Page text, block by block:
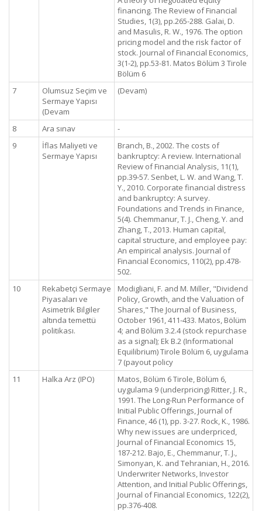
financing. The Review of Financial
Studies, 1(3), pp.265-288. Galai, D.
and Masulis, R. W., 1976. The option
pricing model and the risk factor of
stock. Journal of Financial Economics,
3(1-2), pp.53-81. Matos Bölüm 3 Tirole
Bölüm 6
7
Olumsuz Seçim ve
Sermaye Yapısı
(Devam
(Devam)
8 Ara sınav
-
9
İflas Maliyeti ve
Sermaye Yapısı
Branch, B., 2002. The costs of
bankruptcy: A review. International
Review of Financial Analysis, 11(1),
pp.39-57. Senbet, L. W. and Wang, T.
Y., 2010. Corporate financial distress
and bankruptcy: A survey.
Foundations and Trends in Finance,
5(4). Chemmanur, T. J., Cheng, Y. and
Zhang, T., 2013. Human capital,
capital structure, and employee pay:
An empirical analysis. Journal of
Financial Economics, 110(2), pp.478-
502.
10
Rekabetçi Sermaye
Piyasaları ve
Asimetrik Bilgiler
altında temettü
politikası.
Modigliani, F. and M. Miller, "Dividend
Policy, Growth, and the Valuation of
Shares," The Journal of Business,
October 1961, 411-433. Matos, Bölüm
4; and Bölüm 3.2.4 (stock repurchase
as a signal); Ek B.2 (Informational
Equilibrium) Tirole Bölüm 6, uygulama
7 (payout policy
11
Halka Arz (IPO)
Matos, Bölüm 6 Tirole, Bölüm 6,
uygulama 9 (underpricing) Ritter, J. R.,
1991. The Long-Run Performance of
Initial Public Offerings, Journal of
Finance, 46 (1), pp. 3-27. Rock, K., 1986.
Why new issues are underpriced,
Journal of Financial Economics 15,
187-212. Bajo, E., Chemmanur, T. J.,
Simonyan, K. and Tehranian, H., 2016.
Underwriter Networks, Investor
Attention, and Initial Public Offerings,
Journal of Financial Economics, 122(2),
pp.376-408.